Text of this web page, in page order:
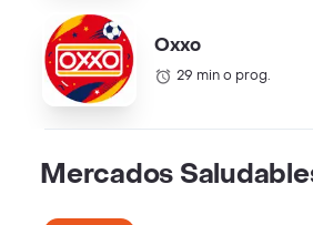
Oxxo
29 min o prog.
Mercados